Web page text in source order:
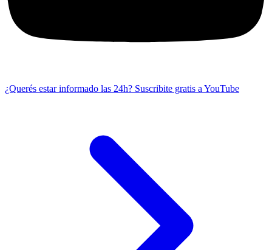
¿Querés estar informado las 24h? Suscribite gratis a YouTube